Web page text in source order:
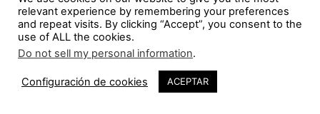
95 Publicaciones 0 COMENTARIOS
https://madc.xyz/
Ana Barreiro Blanco
https://tallerabierto.gal/gl/
relevant experience by remembering your preferences
and repeat visits. By clicking “Accept”, you consent to the
use of ALL the cookies.
Do not sell my personal information.
Configuración de cookies ACEPTAR